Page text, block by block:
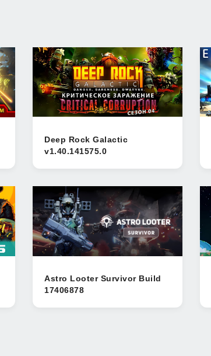
Deep Rock Galactic
v1.40.141575.0
Astro Looter Survivor Build
17406878